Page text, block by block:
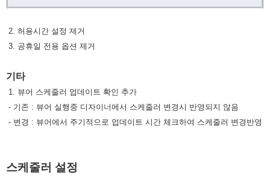
2. 허용시간 설정 제거
3. 공휴일 전용 옵션 제거
기타
1. 뷰어 스케줄러 업데이트 확인 추가
- 기존 : 뷰어 실행중 디자이너에서 스케줄러 변경시 반영되지 않음
- 변경 : 뷰어에서 주기적으로 업데이트 시간 체크하여 스케줄러 변경반영
스케줄러 설정